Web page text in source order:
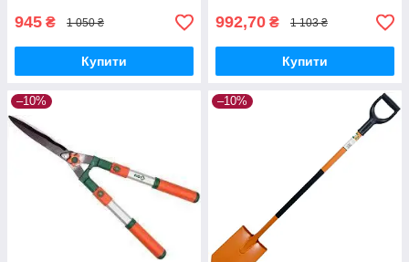
945 ₴ 1 050 ₴
Купити
992,70 ₴ 1 103 ₴
Купити
–10% –10%